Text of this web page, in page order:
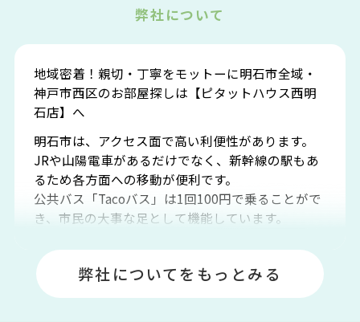
弊社について
地域密着！親切・丁寧をモットーに明石市全域・
神戸市西区のお部屋探しは【ピタットハウス西明
石店】へ
明石市は、アクセス面で高い利便性があります。
JRや山陽電車があるだけでなく、新幹線の駅もあ
るため各方面への移動が便利です。
公共バス「Tacoバス」は1回100円で乗ることがで
き、市民の大事な足として機能しています。
場や釣りスポットが多くあります。JR「大久保
駅」周辺には、ビブレ・イオンをはじめとした買
い物施設も多くあり、買い物にも困りません。
弊社についてをもっとみる